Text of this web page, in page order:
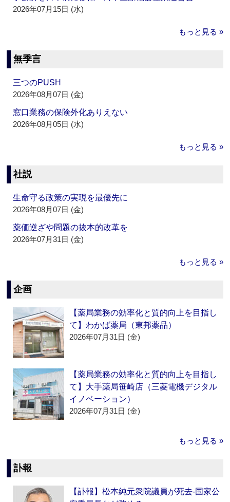
2026年07月15日 (水)
もっと見る »
無季言
三つのPUSH
2026年08月07日 (金)
窓口業務の保険外化ありえない
2026年08月05日 (水)
もっと見る »
社説
生命守る政策の実現を最優先に
2026年08月07日 (金)
薬価逆ざや問題の抜本的改革を
2026年07月31日 (金)
もっと見る »
企画
【薬局業務の効率化と質的向上を目指し
て】わかば薬局（東邦薬品）
2026年07月31日 (金)
【薬局業務の効率化と質的向上を目指し
て】大手薬局笹崎店（三菱電機デジタル
イノベーション）
2026年07月31日 (金)
もっと見る »
訃報
【訃報】松本純元衆院議員が死去‐国家公